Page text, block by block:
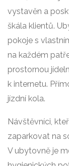
vystavěn a
škála klientů.
pokoje s
na každém
prostornou
k internetu.
jízdní kola.
Návštěvníci,
zaparkovat na
V ubytovně je